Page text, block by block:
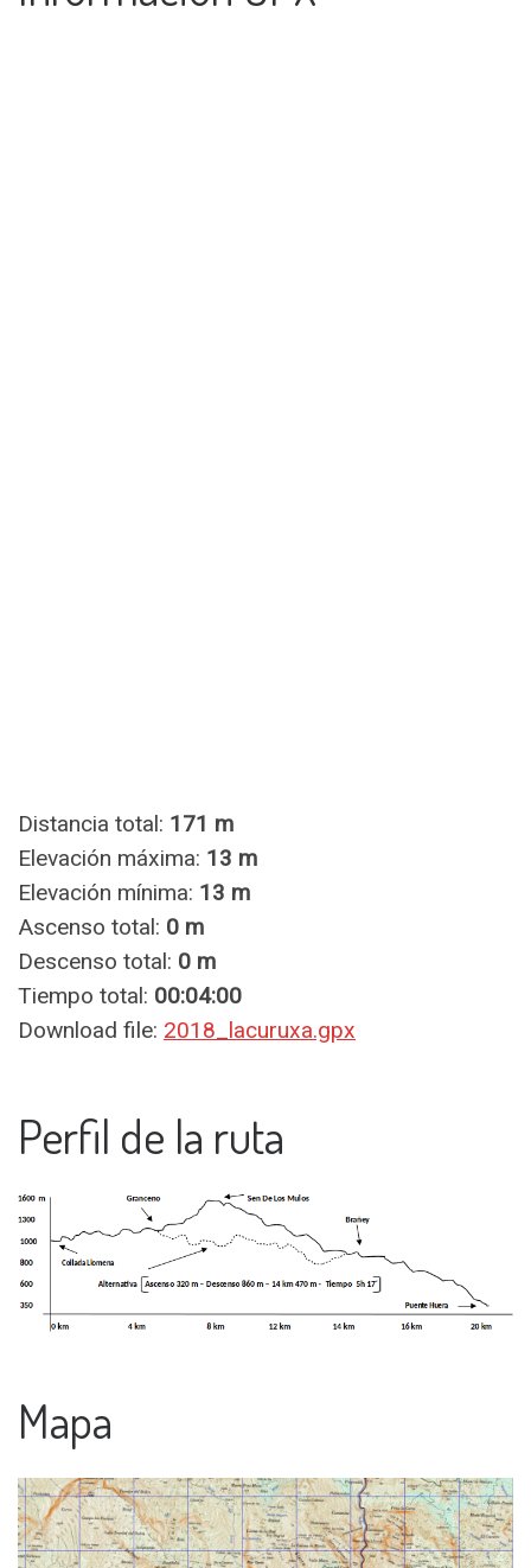
Distancia total: 171 m
Elevación máxima: 13 m
Elevación mínima: 13 m
Ascenso total: 0 m
Descenso total: 0 m
Tiempo total: 00:04:00
Download file: 2018_lacuruxa.gpx
Perfil de la ruta
Mapa